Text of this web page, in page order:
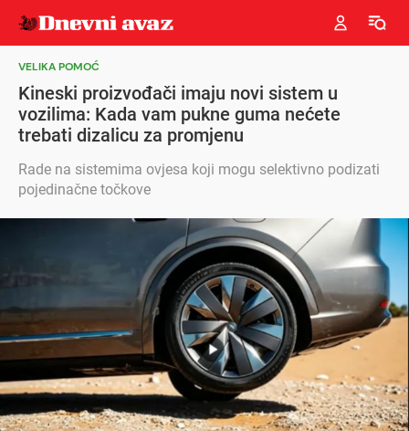
VELIKA POMOĆ
Kineski proizvođači imaju novi sistem u
vozilima: Kada vam pukne guma nećete
trebati dizalicu za promjenu
Rade na sistemima ovjesa koji mogu selektivno podizati
pojedinačne točkove